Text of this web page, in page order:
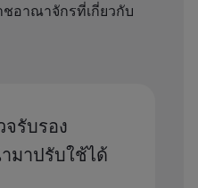
อาณาจักรที่เกี่ยวกับ
รับรอง
าปรับใช้ได้